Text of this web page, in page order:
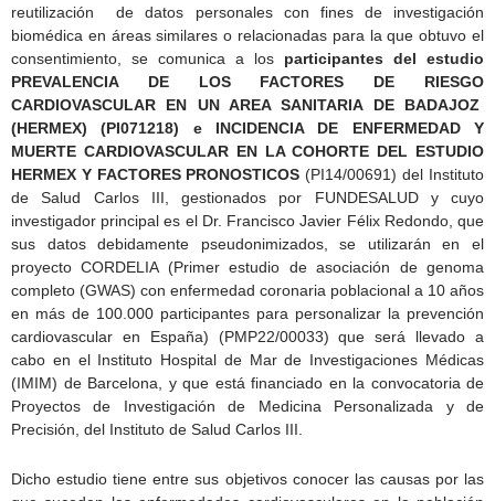
reutilización de datos personales con fines de investigación
biomédica en áreas similares o relacionadas para la que obtuvo el
consentimiento, se comunica a los participantes del estudio
PREVALENCIA DE LOS FACTORES DE RIESGO
CARDIOVASCULAR EN UN AREA SANITARIA DE BADAJOZ
(HERMEX) (PI071218) e INCIDENCIA DE ENFERMEDAD Y
MUERTE CARDIOVASCULAR EN LA COHORTE DEL ESTUDIO
HERMEX Y FACTORES PRONOSTICOS (PI14/00691) del Instituto
de Salud Carlos III, gestionados por FUNDESALUD y cuyo
investigador principal es el Dr. Francisco Javier Félix Redondo, que
sus datos debidamente pseudonimizados, se utilizarán en el
proyecto CORDELIA (Primer estudio de asociación de genoma
completo (GWAS) con enfermedad coronaria poblacional a 10 años
en más de 100.000 participantes para personalizar la prevención
cardiovascular en España) (PMP22/00033) que será llevado a
cabo en el Instituto Hospital de Mar de Investigaciones Médicas
(IMIM) de Barcelona, y que está financiado en la convocatoria de
Proyectos de Investigación de Medicina Personalizada y de
Precisión, del Instituto de Salud Carlos III.
Dicho estudio tiene entre sus objetivos conocer las causas por las